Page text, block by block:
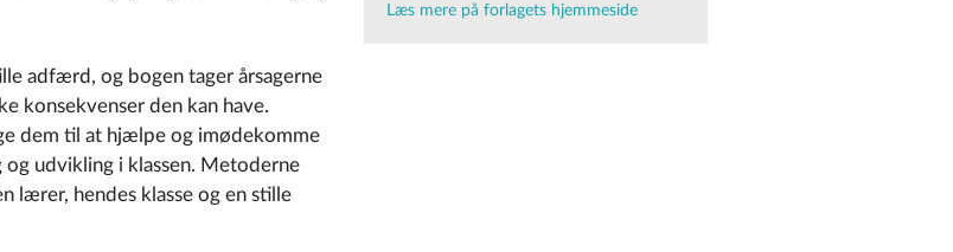
adfærd, og bogen tager årsagerne
konsekvenser den kan have.
dem til at hjælpe og imødekomme
udvikling i klassen. Metoderne
lærer, hendes klasse og en stille
Læs mere på forlagets hjemmeside